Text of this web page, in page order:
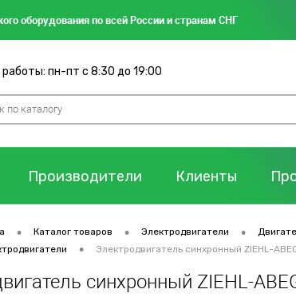
оборудования по всей России и странам СНГ
пн-пт с 8:30 до 19:00
Производители Клиенты
• Каталог товаров • Электродвигатели •
• Электродвигатель синхронный ZIEHL-
синхронный ZIEHL-